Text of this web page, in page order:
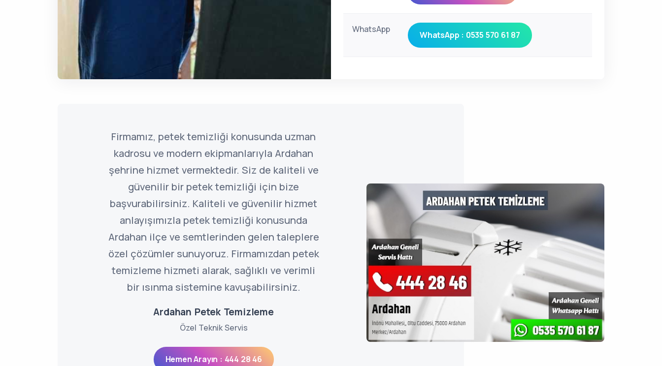
WhatsApp
WhatsApp : 0535 570 61 87
Firmamız, petek temizliği konusunda uzman
kadrosu ve modern ekipmanlarıyla Ardahan
şehrine hizmet vermektedir. Siz de kaliteli ve
güvenilir bir petek temizliği için bize
başvurabilirsiniz. Kaliteli ve güvenilir hizmet
anlayışımızla petek temizliği konusunda
Ardahan ilçe ve semtlerinden gelen taleplere
özel çözümler sunuyoruz. Firmamızdan petek
temizleme hizmeti alarak, sağlıklı ve verimli
bir ısınma sistemine kavuşabilirsiniz.
Ardahan Petek Temizleme
Özel Teknik Servis
Hemen Arayın : 444 28 46